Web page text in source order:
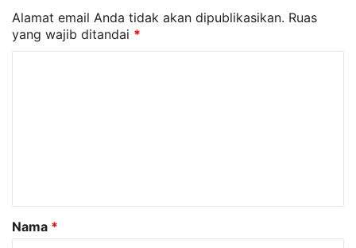
Alamat email Anda tidak akan dipublikasikan. Ruas
yang wajib ditandai *
a
r
Nama *